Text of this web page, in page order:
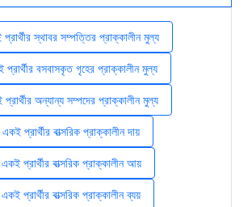
স্থাবর সম্পত্তির প্রাক্কালীন মুল্য
বসবাসকৃত গৃহের প্রাক্কালীন মুল্য
অন্যান্য সম্পদের প্রাক্কালীন মুল্য
একই প্রার্থীর বাত্সরিক প্রাক্কালীন দায়
একই প্রার্থীর বাত্সরিক প্রাক্কালীন আয়
একই প্রার্থীর বাত্সরিক প্রাক্কালীন ব্যয়